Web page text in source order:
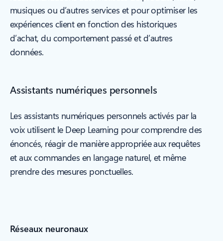
musiques ou d’autres services et pour optimiser les
expériences client en fonction des historiques
d’achat, du comportement passé et d’autres
données.
Assistants numériques personnels
Les assistants numériques personnels activés par la
voix utilisent le Deep Learning pour comprendre des
énoncés, réagir de manière appropriée aux requêtes
et aux commandes en langage naturel, et même
prendre des mesures ponctuelles.
Réseaux neuronaux